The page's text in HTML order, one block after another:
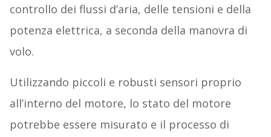
controllo dei flussi d’aria, delle tensioni e della
potenza elettrica, a seconda della manovra di
volo.
Utilizzando piccoli e robusti sensori proprio
all’interno del motore, lo stato del motore
potrebbe essere misurato e il processo di